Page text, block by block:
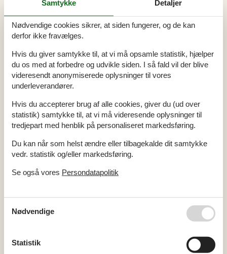
Udlejning af sommerhuse i Trans
En sommerhusferie i Trans byder på idylliske stunder, hvor I kan
nyde morgenduggen over de åbne landskaber og lytte til havets
rolige bølger. Her kan I vandre langs kysten eller udforske de
lokale hedeområder, der tilbyder en pause fra hverdagens travlhed
Artikeltyper
Alle
Artikler
Geografier
Jylland
Trans
Samtykke Detaljer
Nødvendige cookies sikrer, at siden fungerer, og de kan
derfor ikke fravælges.
Hvis du giver samtykke til, at vi må opsamle statistik, hjælper
du os med at forbedre og udvikle siden. I så fald vil der blive
videresendt anonymiserede oplysninger til vores
underleverandører.
Hvis du accepterer brug af alle cookies, giver du (ud over
statistik) samtykke til, at vi må videresende oplysninger til
tredjepart med henblik på personaliseret markedsføring.
Du kan når som helst ændre eller tilbagekalde dit samtykke
vedr. statistik og/eller markedsføring.
Se også vores Persondatapolitik
Nødvendige
Statistik